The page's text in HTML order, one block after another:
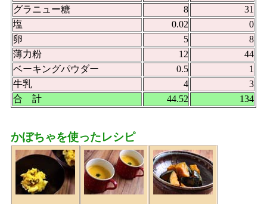
グラニュー糖
8
31
塩
0.02
0
卵
5
8
薄力粉
12
44
ベーキングパウダー
0.5
1
牛乳
4
3
合 計
44.52 134
かぼちゃを使ったレシピ